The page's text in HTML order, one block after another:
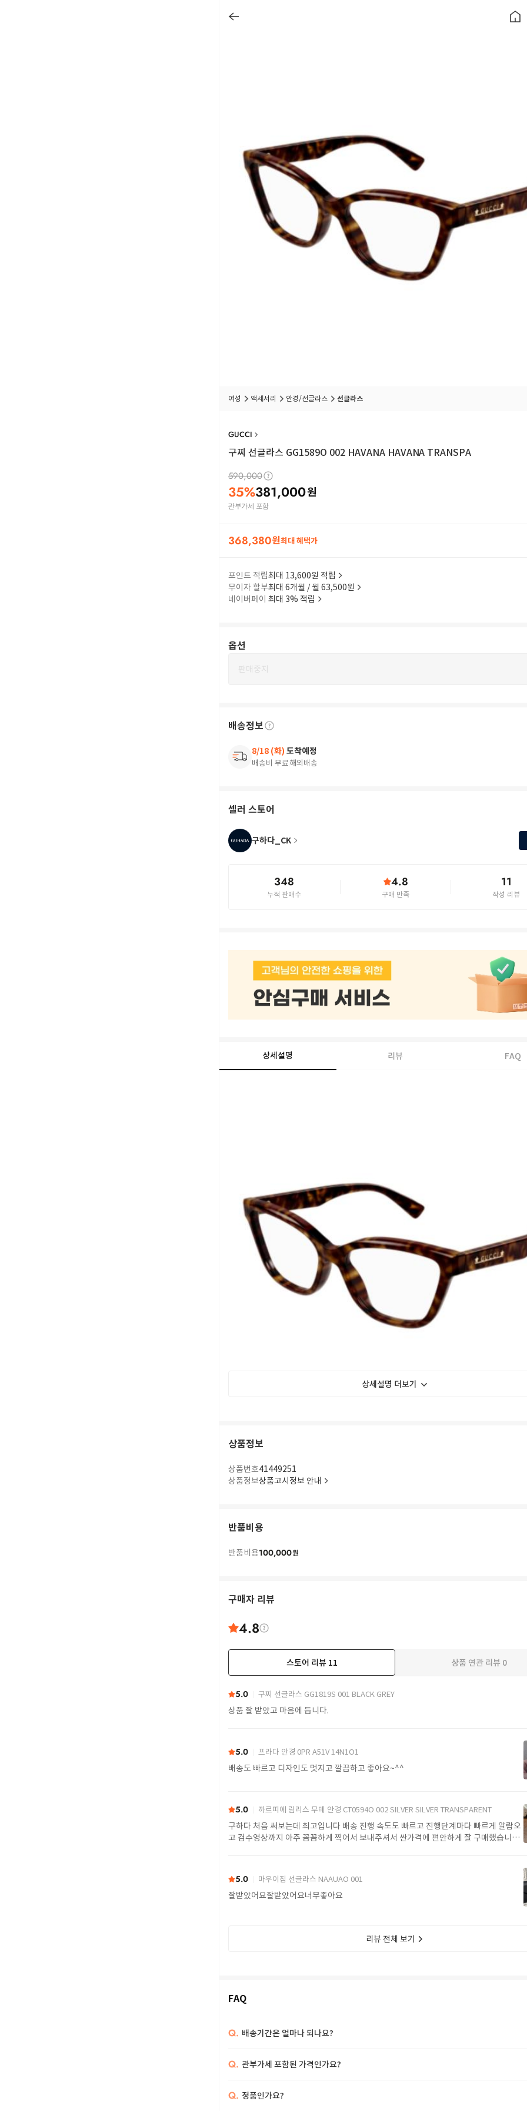
여성 액세서리 안경/선글라스 선글라스
GUCCI
구찌 선글라스 GG1589O 002 HAVANA HAVANA TRANSPA
590,000
35%381,000원
관부가세 포함
368,380원최대 혜택가
포인트 적립최대 13,600원 적립
무이자 할부최대 6개월 / 월 63,500원
네이버페이 최대 3% 적립
옵션
판매중지
배송정보
8/18 (화) 도착예정
배송비 무료해외배송
셀러 스토어
구하다_CK
348
누적 판매수
4.8
구매 만족
11
작성 리뷰
상세설명 리뷰 FAQ
상세설명 더보기
상품정보
상품번호41449251
상품정보상품고시정보 안내
반품비용
반품비용100,000원
구매자 리뷰
4.8
스토어 리뷰 11 상품 연관 리뷰 0
5.0 구찌 선글라스 GG1819S 001 BLACK GREY
상품 잘 받았고 마음에 듭니다.
5.0 프라다 안경 0PR A51V 14N1O1
배송도 빠르고 디자인도 멋지고 깔끔하고 좋아요~^^
5.0 까르띠에 림리스 무테 안경 CT0594O 002 SILVER SILVER TRANSPARENT
구하다 처음 써보는데 최고입니다 배송 진행 속도도 빠르고 진행단계마다 빠르게 알람오
고 검수영상까지 아주 꼼꼼하게 찍어서 보내주셔서 싼가격에 편안하게 잘 구매했습니다.
5.0 마우이짐 선글라스 NAAUAO 001
잘받았어요잘받았어요너무좋아요
리뷰 전체 보기
FAQ
Q. 배송기간은 얼마나 되나요?
Q. 관부가세 포함된 가격인가요?
Q. 정품인가요?